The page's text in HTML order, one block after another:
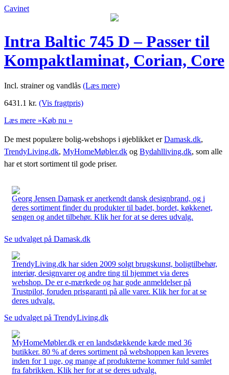
Cavinet
Intra Baltic 745 D – Passer til
Kompaktlaminat, Corian, Core
Incl. strainer og vandlås (Læs mere)
6431.1 kr. (Vis fragtpris)
Læs mere »Køb nu »
De mest populære bolig-webshops i øjeblikket erDamask.dk,
TrendyLiving.dk, MyHomeMøbler.dk og Bydahlliving.dk, som alle
har et stort sortiment til gode priser.
Georg Jensen Damask er anerkendt dansk designbrand, og i
deres sortiment finder du produkter til badet, bordet, køkkenet,
sengen og andet tilbehør. Klik her for at se deres udvalg.
Se udvalget på Damask.dk
TrendyLiving.dk har siden 2009 solgt brugskunst, boligtilbehør,
interiør, designvarer og andre ting til hjemmet via deres
webshop. De er e-mærkede og har gode anmeldelser på
Trustpilot, foruden prisgaranti på alle varer. Klik her for at se
deres udvalg.
Se udvalget på TrendyLiving.dk
MyHomeMøbler.dk er en landsdækkende kæde med 36
butikker. 80 % af deres sortiment på webshoppen kan leveres
inden for 1 uge, og mange af produkterne kommer fuld samlet
fra fabrikken. Klik her for at se deres udvalg.